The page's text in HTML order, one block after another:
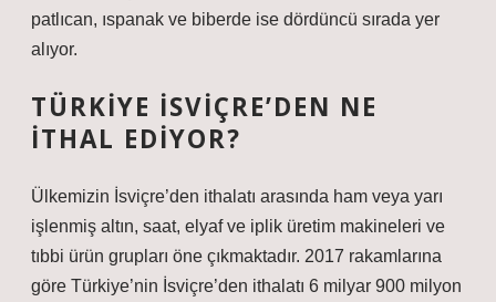
patlıcan, ıspanak ve biberde ise dördüncü sırada yer
alıyor.
TÜRKIYE İSVIÇRE’DEN NE
ITHAL EDIYOR?
Ülkemizin İsviçre’den ithalatı arasında ham veya yarı
işlenmiş altın, saat, elyaf ve iplik üretim makineleri ve
tıbbi ürün grupları öne çıkmaktadır. 2017 rakamlarına
göre Türkiye’nin İsviçre’den ithalatı 6 milyar 900 milyon